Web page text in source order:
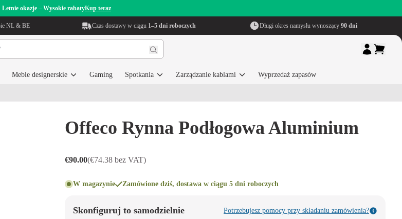
Letnie okazje – Wysokie rabatyKup teraz
NL & BE Czas dostawy w ciągu 1–5 dni roboczych Długi okres namysłu wynoszący 90 dni
Meble designerskie Gaming Spotkania Zarządzanie kablami Wyprzedaż zapasów
Offeco Rynna Podłogowa Aluminium
€90.00(€74.38 bez VAT)
W magazynie Zamówione dziś, dostawa w ciągu 5 dni roboczych
Skonfiguruj to samodzielnie Potrzebujesz pomocy przy składaniu zamówienia?